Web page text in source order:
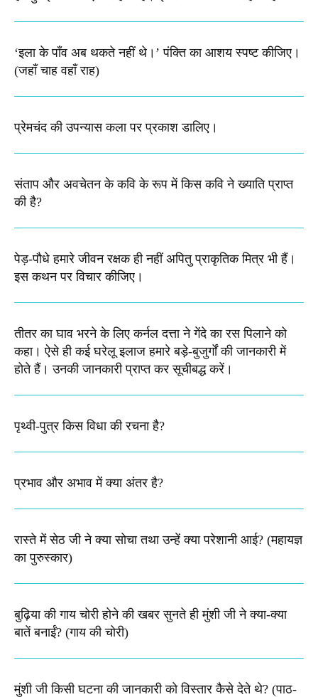
‘इला के पाँव अब थकते नहीं थे।’ पंक्ति का आशय स्पष्ट कीजिए।​
(जहाँ चाह वहाँ राह)
प्रेमचंद की उपन्यास कला पर प्रकाश डालिए।
संताप और अवचेतन के कवि के रूप में किस कवि ने ख्याति प्राप्त
की है?
पेड़-पौधे हमारे जीवन रक्षक ही नहीं अपितु प्राकृतिक मित्र भी हैं।
इस कथन पर विचार कीजिए।
तीतर का घाव भरने के लिए कर्नल दत्ता ने गेंदे का रस पिलाने को
कहा। ऐसे ही कई घरेलू इलाज हमारे बड़े-बुजुर्गों की जानकारी में
होते हैं। उनकी जानकारी प्राप्त कर सूचीबद्ध करें।
पृथ्वी-पुत्र किस विधा की रचना है?
प्रभाव और अभाव में क्या अंतर है?
रास्ते में सेठ जी ने क्या सोचा तथा उन्हें क्या परेशानी आई? (महायज्ञ
का पुरुस्कार)
बुढ़िया की गाय चोरी होने की खबर सुनते ही मुंशी जी ने क्या-क्या
बातें बनाईं? (गाय की चोरी)
मुंशी जी किसी घटना की जानकारी को विस्तार कैसे देते थे​? (पाठ-